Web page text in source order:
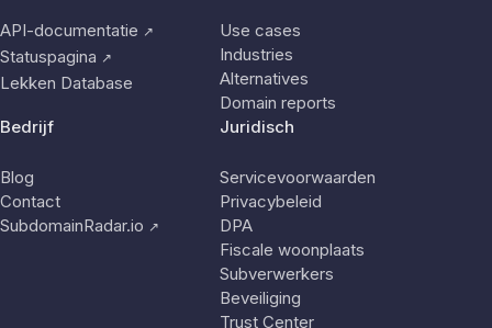
API-documentatie ↗
Statuspagina ↗
Lekken Database
Use cases
Industries
Alternatives
Domain reports
Bedrijf
Blog
Contact
SubdomainRadar.io ↗
Juridisch
Servicevoorwaarden
Privacybeleid
DPA
Fiscale woonplaats
Subverwerkers
Beveiliging
Trust Center